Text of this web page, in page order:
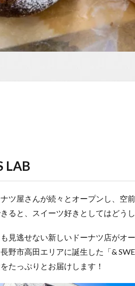
LAB
ツ屋さんが続々とオープンし、空
ると、スイーツ好きとしてはどう
見逃せない新しいドーナツ店がオ
野市高田エリアに誕生した「&
たっぷりとお届けします！